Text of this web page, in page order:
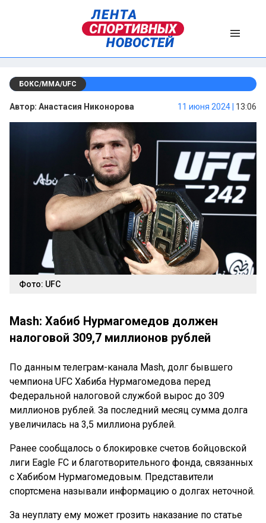
БОКС/ММА/UFC
Автор: Анастасия Никонорова 11 июня 2024 | 13:06
Фото: UFC
Mash: Хабиб Нурмагомедов должен
налоговой 309,7 миллионов рублей
По данным телеграм-канала Mash, долг бывшего
чемпиона UFC Хабиба Нурмагомедова перед
Федеральной налоговой службой вырос до 309
миллионов рублей. За последний месяц сумма долга
увеличилась на 3,5 миллиона рублей.
Ранее сообщалось о блокировке счетов бойцовской
лиги Eagle FC и благотворительного фонда, связанных
с Хабибом Нурмагомедовым. Представители
спортсмена называли информацию о долгах неточной.
За неуплату ему может грозить наказание по статье